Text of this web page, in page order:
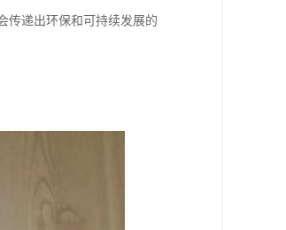
传递出环保和可持续发展的